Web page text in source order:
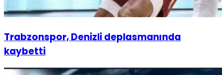
Trabzonspor, Denizli deplasmanında
kaybetti